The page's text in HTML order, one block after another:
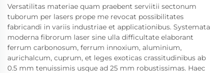
Versatilitas materiae quam praebent serviitii sectonum
tuborum per lasers prope me revocat possibilitates
fabricandi in variis industriae et applicationibus. Systemata
moderna fibrorum laser sine ulla difficultate elaborant
ferrum carbonosum, ferrum innoxium, aluminium,
aurichalcum, cuprum, et leges exoticas crassitudinibus ab
0.5 mm tenuissimis usque ad 25 mm robustissimas. Haec